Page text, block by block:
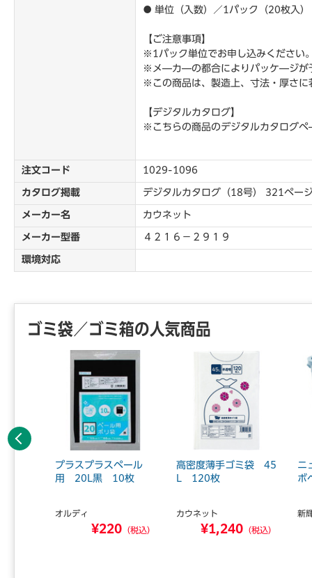
● 単位（入数）／1パック（20枚入
【ご注意事項】
※1パック単位でお申し込みください
※メ―カ―の都合によりパッケ―ジが
※この商品は、製造上、寸法・厚さ
【デジタルカタログ】
※こちらの商品のデジタルカタログ
注文コード 1029-1096
カタログ掲載 デジタルカタログ（18号） 321ペー
メーカー名 カウネット
メーカー型番 ４２１６－２９１９
環境対応
ゴミ袋／ゴミ箱の人気商品
プラスプラスペール
用 20L黒 10枚
オルディ
¥220 （税込）
高密度薄手ゴミ袋 45
L 120枚
カウネット
¥1,240 （税込）
ニ
ボ
新
前へ